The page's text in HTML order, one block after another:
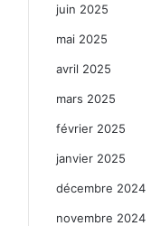
juin 2025
mai 2025
avril 2025
mars 2025
février 2025
janvier 2025
décembre 2024
novembre 2024